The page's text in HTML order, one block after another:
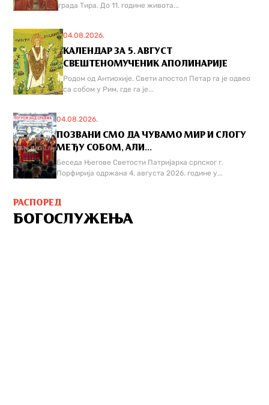
града Тира. До 11. године живота...
04.08.2026.
КАЛЕНДАР ЗА 5. АВГУСТ
СВЕШТЕНОМУЧЕНИК АПОЛИНАРИЈЕ
Родом од Антиохије. Свети апостол Петар га је одвео
са собом у Рим, где га је...
04.08.2026.
ПОЗВАНИ СМО ДА ЧУВАМО МИР И СЛОГУ
МЕЂУ СОБОМ, АЛИ...
Беседа Његове Светости Патријарха српског г.
Порфирија одржана 4. августа 2026. године у...
РАСПОРЕД
БОГОСЛУЖЕЊА